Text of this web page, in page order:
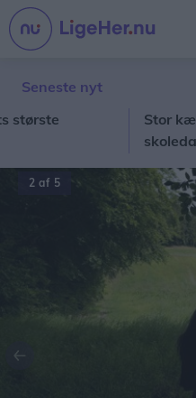
Seneste nyt
Stor kæde
skoledag
2 af 5
Forrige